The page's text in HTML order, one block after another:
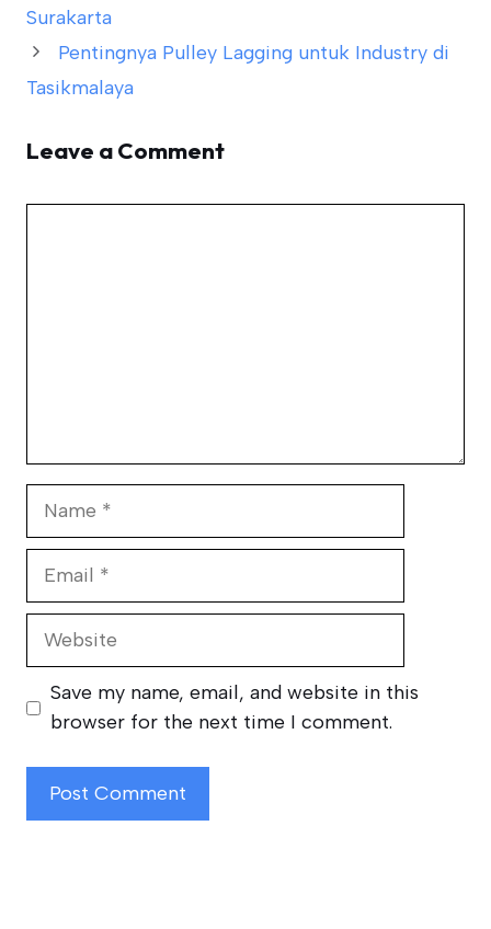
Surakarta
Pentingnya Pulley Lagging untuk Industry di
Tasikmalaya
Leave a Comment
Website
Save my name, email, and website in this
browser for the next time I comment.